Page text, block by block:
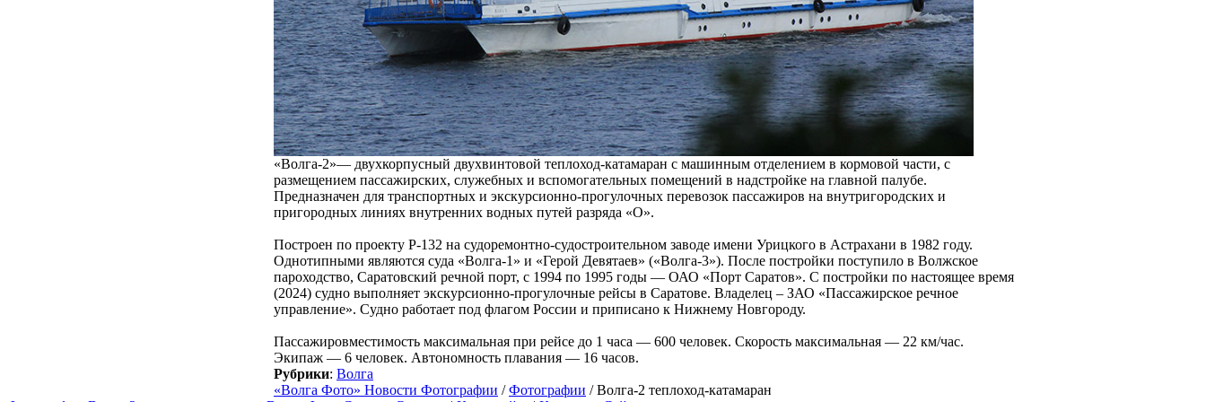
«Волга-2»— двухкорпусный двухвинтовой теплоход-катамаран с машинным отделением в кормовой части, с
размещением пассажирских, служебных и вспомогательных помещений в надстройке на главной палубе.
Предназначен для транспортных и экскурсионно-прогулочных перевозок пассажиров на внутригородских и
пригородных линиях внутренних водных путей разряда «О».
Построен по проекту Р-132 на судоремонтно-судостроительном заводе имени Урицкого в Астрахани в 1982 году.
Однотипными являются суда «Волга-1» и «Герой Девятаев» («Волга-3»). После постройки поступило в Волжское
пароходство, Саратовский речной порт, с 1994 по 1995 годы — ОАО «Порт Саратов». С постройки по настоящее время
(2024) судно выполняет экскурсионно-прогулочные рейсы в Саратове. Владелец – ЗАО «Пассажирское речное
управление». Судно работает под флагом России и приписано к Нижнему Новгороду.
Пассажировместимость максимальная при рейсе до 1 часа — 600 человек. Скорость максимальная — 22 км/час.
Экипаж — 6 человек. Автономность плавания — 16 часов.
Рубрики: Волга
«Волга Фото» Новости Фотографии /Фотографии / Волга-2 теплоход-катамаран